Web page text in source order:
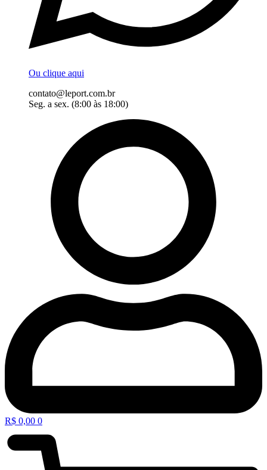
Ou clique aqui
contato@leport.com.br
Seg. a sex. (8:00 às 18:00)
R$ 0,00 0